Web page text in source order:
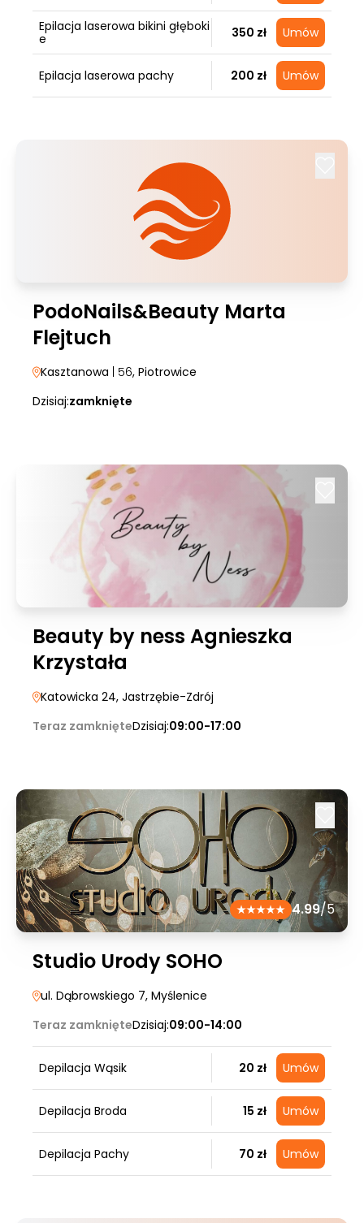
Epilacja laserowa bikini głęboki
e
350 zł Umów
Epilacja laserowa pachy 200 zł Umów
PodoNails&Beauty Marta
Flejtuch
Kasztanowa | 56, Piotrowice
Dzisiaj:zamknięte
Beauty by ness Agnieszka
Krzystała
Katowicka 24, Jastrzębie-Zdrój
Teraz zamknięteDzisiaj:09:00-17:00
4.99/5
Studio Urody SOHO
ul. Dąbrowskiego 7, Myślenice
Teraz zamknięteDzisiaj:09:00-14:00
Depilacja Wąsik 20 zł Umów
Depilacja Broda 15 zł Umów
Depilacja Pachy 70 zł Umów